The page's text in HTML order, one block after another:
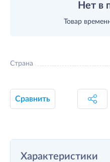
Нет в
Товар
Страна
Сравнить
Характеристики